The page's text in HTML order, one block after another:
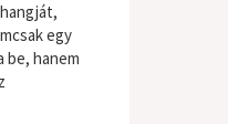
egy
hanem